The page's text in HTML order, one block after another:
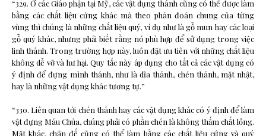
“329. Ở các Giáo phận tại Mỹ, các vật dụng thánh cũng có thể được làm
bằng các chất liệu cứng khác mà theo phán đoán chung của từng
vùng thì chúng là những chất liệu quý, ví dụ như là gỗ mun hay các loại
gỗ quý khác, nhưng phải biết rằng nó phù hợp để sử dụng trong việc
linh thánh. Trong trường hợp này, luôn đặt ưu tiên với những chất liệu
không dễ vỡ và hư hại. Quy tắc này áp dụng cho tất cả các vật dụng có
ý định để đựng mình thánh, như là dĩa thánh, chén thánh, mặt nhật,
hay là những vật dụng khác tương tự.”
“330. Liên quan tới chén thánh hay các vật dụng khác có ý định để làm
vật đựng Máu Chúa, chúng phải có phần chén là không thấm chất lỏng.
Mặt khác, chân đế cũng có thể làm bằng các chất liệu cứng và quý